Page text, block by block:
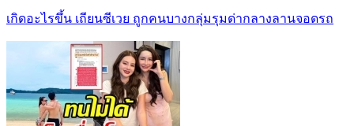
เกิดอะไรขึ้น เถียนซีเวย ถูกคนบางกลุ่มรุมด่ากลางลานจอดรถ